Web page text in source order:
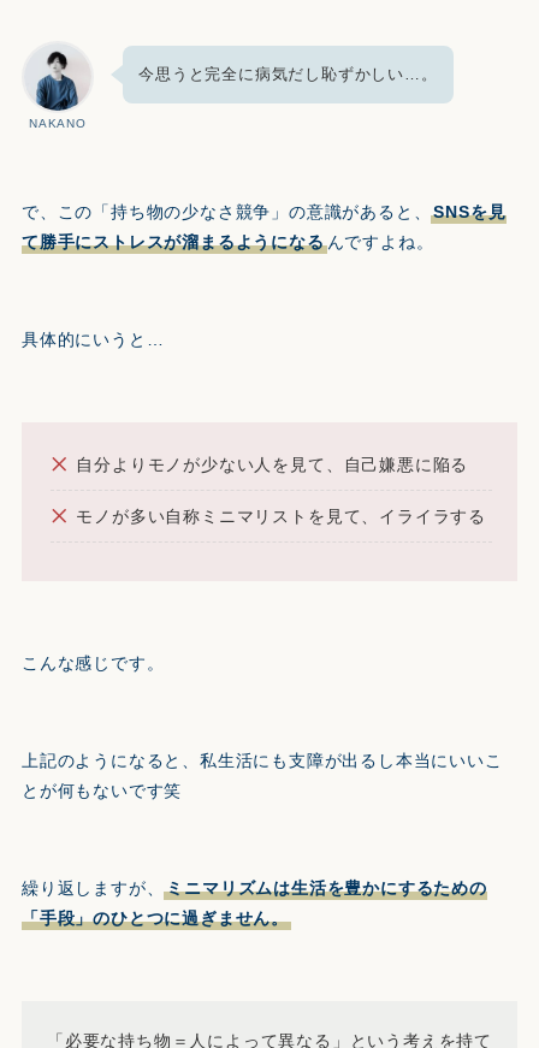
NAKANO
今思うと完全に病気だし恥ずかしい…。
で、この「持ち物の少なさ競争」の意識があると、SNSを見
て勝手にストレスが溜まるようになるんですよね。
具体的にいうと…
自分よりモノが少ない人を見て、自己嫌悪に陥る
モノが多い自称ミニマリストを見て、イライラする
こんな感じです。
上記のようになると、私生活にも支障が出るし本当にいいこ
とが何もないです笑
繰り返しますが、ミニマリズムは生活を豊かにするための
「手段」のひとつに過ぎません。
「必要な持ち物＝人によって異なる」という考えを持て